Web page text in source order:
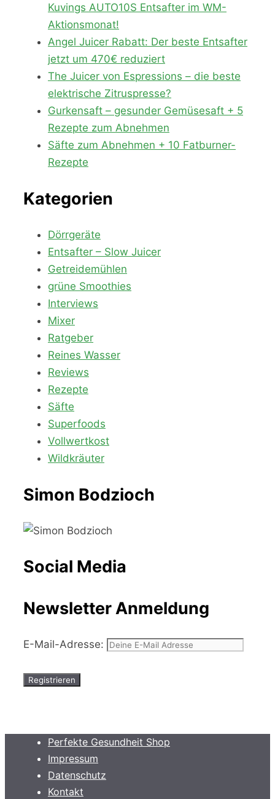
Kuvings AUTO10S Entsafter im WM-
Aktionsmonat!
Angel Juicer Rabatt: Der beste Entsafter
jetzt um 470€ reduziert
The Juicer von Espressions – die beste
elektrische Zitruspresse?
Gurkensaft – gesunder Gemüsesaft + 5
Rezepte zum Abnehmen
Säfte zum Abnehmen + 10 Fatburner-
Rezepte
Kategorien
Dörrgeräte
Entsafter – Slow Juicer
Getreidemühlen
grüne Smoothies
Interviews
Mixer
Ratgeber
Reines Wasser
Reviews
Rezepte
Säfte
Superfoods
Vollwertkost
Wildkräuter
Simon Bodzioch
Social Media
Newsletter Anmeldung
E-Mail-Adresse:
Perfekte Gesundheit Shop
Impressum
Datenschutz
Kontakt